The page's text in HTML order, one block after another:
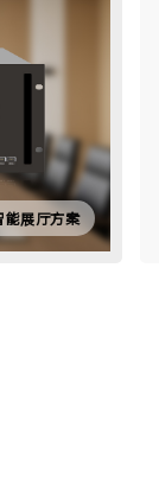
能展厅方案